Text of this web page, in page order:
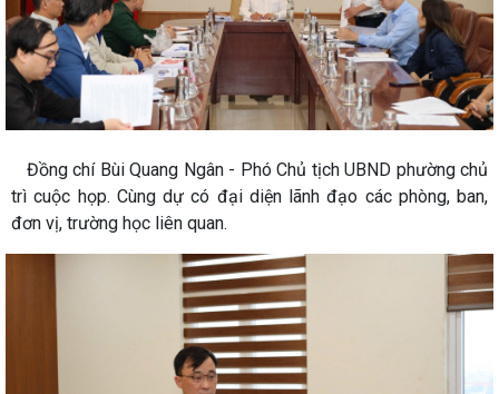
Đồng chí Bùi Quang Ngân - Phó Chủ tịch UBND phường chủ
trì cuộc họp. Cùng dự có đại diện lãnh đạo các phòng, ban,
đơn vị, trường học liên quan.